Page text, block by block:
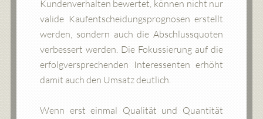
Kundenverhalten bewertet, können nicht nur
valide Kaufentscheidungsprognosen erstellt
werden, sondern auch die Abschlussquoten
verbessert werden. Die Fokussierung auf die
erfolgversprechenden Interessenten erhöht
damit auch den Umsatz deutlich.
Wenn erst einmal Qualität und Quantität